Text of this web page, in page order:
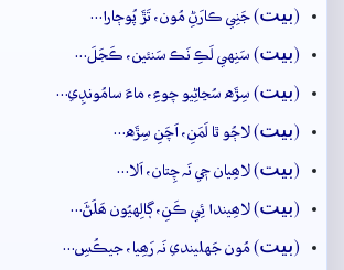
(بيت) جَنِي ڪارَڻِ مُون، تَڙَ پُوڄارا…
(بيت) سَنِهي لَڪِ نَڪ سَنئين، ڪَجَلَ…
(بيت) سِڙَه سُڃاڻِيو چوءِ، ماءَ سامُونڊِي…
(بيت) لاڄُو ٿا لَمَنِ، اَچَنِ سِڙَه…
(بيت) لاھِيان جٖي نَہ چِتان، اَلا…
(بيت) لاھِيندا ئِي ڪَنِ، ڳالِهيُون ھَلَڻَ…
(بيت) مُون جَهليندي نَہ رَھِيا، جيڪُسِ…